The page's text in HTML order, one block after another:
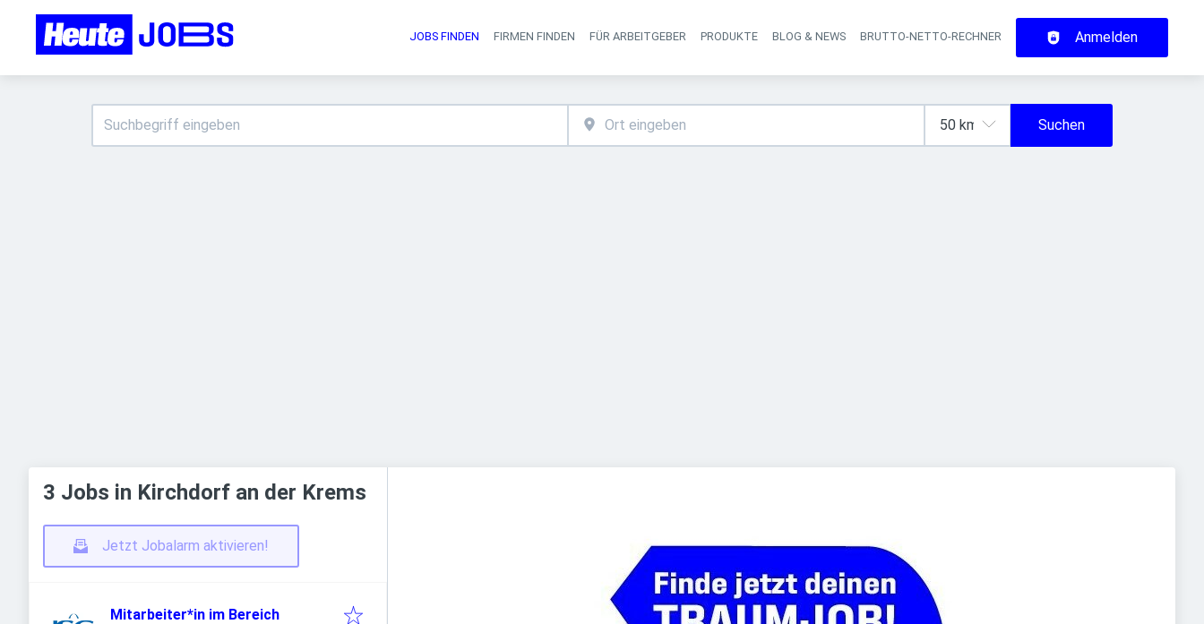
Haupt-Navigation
JOBS FINDEN FIRMEN FINDEN FÜR ARBEITGEBER PRODUKTE BLOG & NEWS BRUTTO-NETTO-RECHNER Anmelden
Suchen
3 Jobs in Kirchdorf an der Krems
Jetzt Jobalarm aktivieren!
Mitarbeiter*in im Bereich